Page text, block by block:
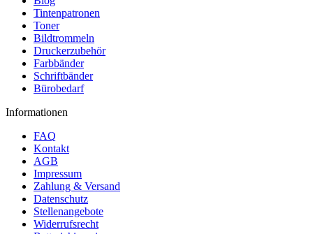
Tintenpatronen
Toner
Bildtrommeln
Druckerzubehör
Farbbänder
Schriftbänder
Bürobedarf
Informationen
FAQ
Kontakt
AGB
Impressum
Zahlung & Versand
Datenschutz
Stellenangebote
Widerrufsrecht